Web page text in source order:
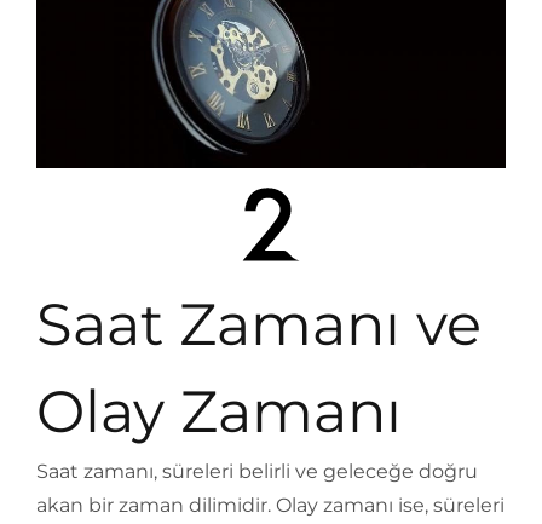
Saat Zamanı ve
Olay Zamanı
Saat zamanı, süreleri belirli ve geleceğe doğru
akan bir zaman dilimidir. Olay zamanı ise, süreleri